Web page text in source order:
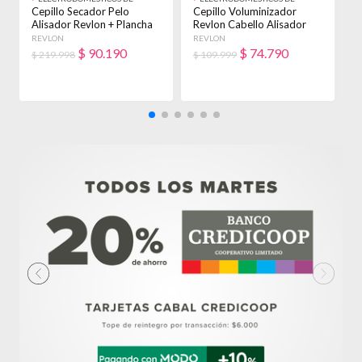
BELLEZA
Cepillo Secador Pelo
Alisador Revlon + Plancha
Allure 1020 Aquamarine
REVLON
$ 219.998 $ 90.190
BELLEZA
Cepillo Voluminizador
Revlon Cabello Alisador
Anti Frizz Verde Agua
REVLON
$ 109.999 $ 74.790